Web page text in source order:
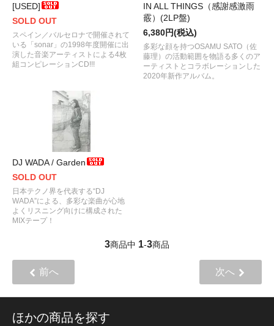
[USED]
SOLD OUT
スペイン／バルセロナで開催されて
いる「sonar」の1998年度開催に出
演した音楽アーティストによる4枚
組コンピレーションCD!!!
IN ALL THINGS（感謝感激雨
霰）(2LP盤)
6,380円(税込)
多彩な顔を持つOSAMU SATO（佐
藤理）の活動範囲を物語る多くのア
ーティストとコラボレーションした
2020年新作アルバム。
DJ WADA / Garden
SOLD OUT
日本テクノ界を代表する“DJ
WADA”による、多彩な楽曲が心地
よくリスニング向けに構成された
MIXテープ！
3商品中 1-3商品
前へ 次へ
ほかの商品を探す